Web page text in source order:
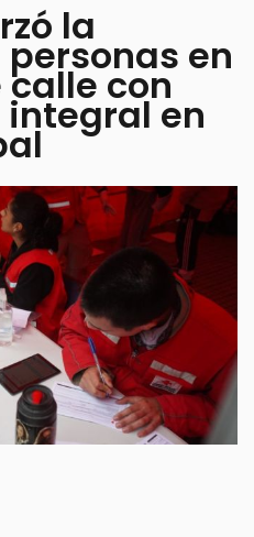
la
en
con
en